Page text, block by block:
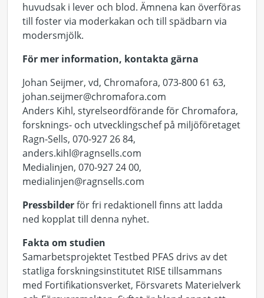
huvudsak i lever och blod. Ämnena kan överföras
till foster via moderkakan och till spädbarn via
modersmjölk.
För mer information, kontakta gärna
Johan Seijmer, vd, Chromafora, 073-800 61 63,
johan.seijmer@chromafora.com
Anders Kihl, styrelseordförande för Chromafora,
forsknings- och utvecklingschef på miljöföretaget
Ragn-Sells, 070-927 26 84,
anders.kihl@ragnsells.com
Medialinjen, 070-927 24 00,
medialinjen@ragnsells.com
Pressbilderför fri redaktionell finns att ladda
ned kopplat till denna nyhet.
Fakta om studien
Samarbetsprojektet Testbed PFAS drivs av det
statliga forskningsinstitutet RISE tillsammans
med Fortifikationsverket, Försvarets Materielverk